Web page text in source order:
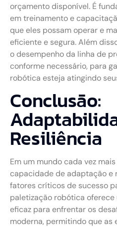
orçamento disponível. É
em treinamento e
que eles possam operar e
eficiente e segura. Além
o desempenho da linha de
conforme necessário, para
robótica esteja atingindo
Conclusão:
Resiliência
Em um mundo cada vez
capacidade de adaptação e
fatores críticos de sucesso
paletização robótica
eficaz para enfrentar os
moderna, permitindo que as